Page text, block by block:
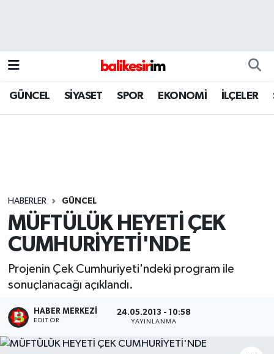
GÜNCEL SİYASET SPOR EKONOMİ İLÇELER
HABERLER GÜNCEL
MÜFTÜLÜK HEYETİ ÇEK
CUMHURİYETİ'NDE
Projenin Çek Cumhuriyeti'ndeki program ile
sonuçlanacağı açıklandı.
HABER MERKEZI
EDITÖR
24.05.2013 - 10:58
YAYINLANMA